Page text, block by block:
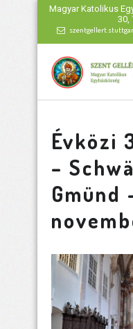
Magyar Katolikus
30,
Évközi
–
Gmünd